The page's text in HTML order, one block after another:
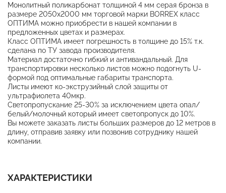
Монолитный поликарбонат толщиной 4 мм серая бронза в
размере 2050х2000 мм торговой марки BORREX класс
ОПТИМА можно приобрести в нашей компании в
предложенных цветах и размерах.
Класс ОПТИМА имеет погрешность в толщине до 15% т.к.
сделана по ТУ завода производителя.
Материал достаточно гибкий и антивандальный. Для
транспортировки несколько листов можно подогнуть U-
формой под оптимальные габариты транспорта.
Листы имеют ко-экструзийный слой защиты от
ультрафиолета 40мкр.
Светопропускание 25-30% за исключением цвета опал/
белый/молочный который имеет светопропуск до 10%.
Вы можете заказать листы больших размеров до 12 метров в
длину, отправив заявку или позвонив сотруднику нашей
компании.
ХАРАКТЕРИСТИКИ